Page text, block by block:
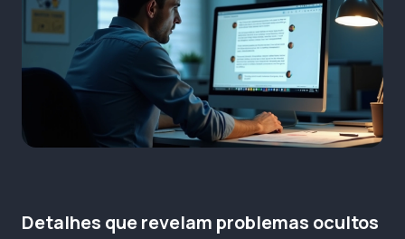
Detalhes que revelam problemas ocultos